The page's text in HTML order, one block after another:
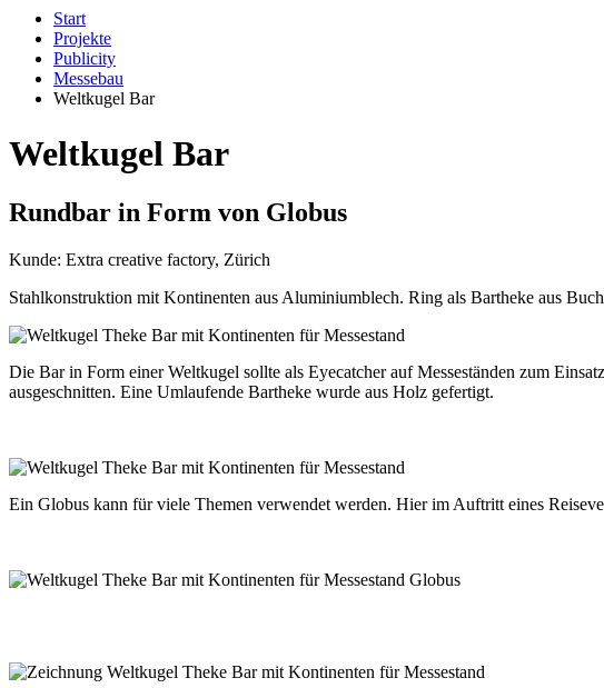
Start
Projekte
Publicity
Messebau
Weltkugel Bar
Weltkugel Bar
Rundbar in Form von Globus
Kunde: Extra creative factory, Zürich
Stahlkonstruktion mit Kontinenten aus Aluminiumblech. Ring als Bartheke aus
Die Bar in Form einer Weltkugel sollte als Eyecatcher auf Messeständen zum
ausgeschnitten. Eine Umlaufende Bartheke wurde aus Holz gefertigt.
Ein Globus kann für viele Themen verwendet werden. Hier im Auftritt eines